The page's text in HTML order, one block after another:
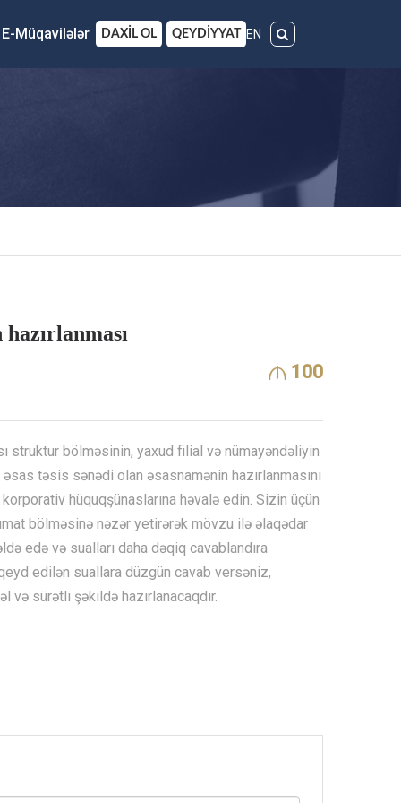
E-Müqavilələr DAXİL OL QEYDİYYAT EN
100
struktur bölməsinin, yaxud filial və nümayəndəliyin
əsas təsis sənədi olan əsasnamənin hazırlanmasını
korporativ hüquqşünaslarına həvalə edin. Sizin üçün
bölməsinə nəzər yetirərək mövzu ilə əlaqədar
edə və sualları daha dəqiq cavablandıra
edilən suallara düzgün cavab versəniz,
və sürətli şəkildə hazırlanacaqdır.